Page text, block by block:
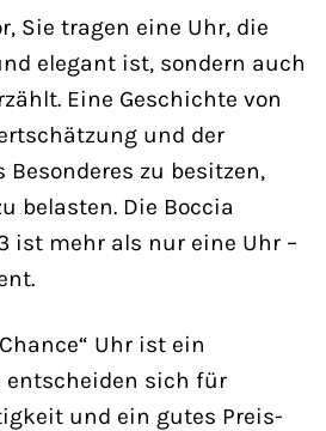
Sie tragen eine Uhr, die
elegant ist, sondern auch
Eine Geschichte von
und der
zu besitzen,
belasten. Die Boccia
ist mehr als nur eine Uhr –
Uhr ist ein
entscheiden sich für
und ein gutes Preis-